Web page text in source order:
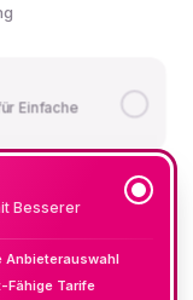
Einfache
Besserer
Anbieterauswahl
Fähige Tarife